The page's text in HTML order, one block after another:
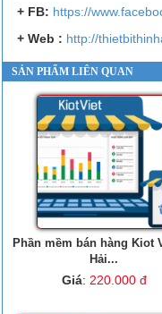
+ FB: https://
+ Web : http://
SẢN PHẨM LIÊN QUAN
Phần mềm bán hàng Kiot
Hải...
Giá: 220.000 đ